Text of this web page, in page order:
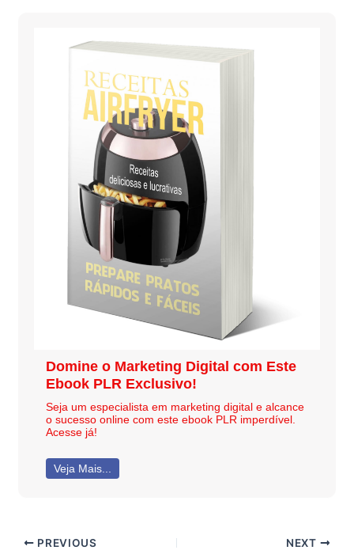
Domine o Marketing Digital com Este
Ebook PLR Exclusivo!
Seja um especialista em marketing digital e alcance
o sucesso online com este ebook PLR imperdível.
Acesse já!
Veja Mais...
PREVIOUS NEXT